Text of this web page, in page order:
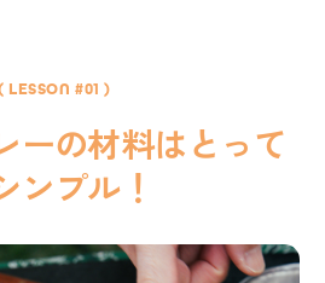
LESSON #01 )
ーの材料はとって
ンプル！